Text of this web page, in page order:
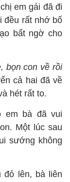
em gái đã đi
đều rất nhớ bố
bất ngờ cho
bọn con về rồi
cả hai đã về
hét rất to.
em bà đã vui
Một lúc sau
sướng không
đỏ lên, bà liên